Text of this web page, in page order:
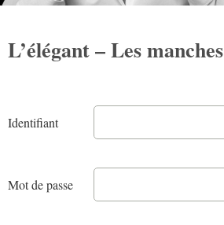
L’élégant – Les manches
Identifiant
Mot de passe